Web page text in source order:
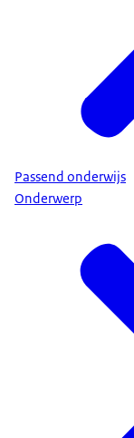
Passend onderwijs
Onderwerp